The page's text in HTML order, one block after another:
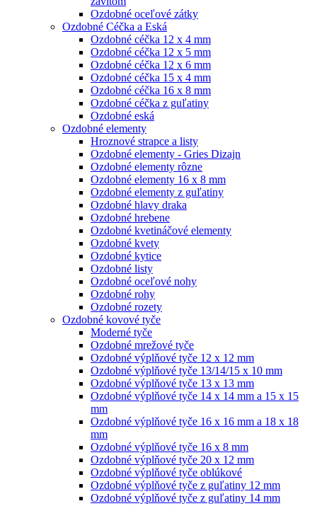
Ozdobné oceľové zátky
Ozdobné Céčka a Eská
Ozdobné céčka 12 x 4 mm
Ozdobné céčka 12 x 5 mm
Ozdobné céčka 12 x 6 mm
Ozdobné céčka 15 x 4 mm
Ozdobné céčka 16 x 8 mm
Ozdobné céčka z guľatiny
Ozdobné eská
Ozdobné elementy
Hroznové strapce a listy
Ozdobné elementy - Gries Dizajn
Ozdobné elementy rôzne
Ozdobné elementy 16 x 8 mm
Ozdobné elementy z guľatiny
Ozdobné hlavy draka
Ozdobné hrebene
Ozdobné kvetináčové elementy
Ozdobné kvety
Ozdobné kytice
Ozdobné listy
Ozdobné oceľové nohy
Ozdobné rohy
Ozdobné rozety
Ozdobné kovové tyče
Moderné tyče
Ozdobné mrežové tyče
Ozdobné výplňové tyče 12 x 12 mm
Ozdobné výplňové tyče 13/14/15 x 10 mm
Ozdobné výplňové tyče 13 x 13 mm
Ozdobné výplňové tyče 14 x 14 mm a 15 x 15
mm
Ozdobné výplňové tyče 16 x 16 mm a 18 x 18
mm
Ozdobné výplňové tyče 16 x 8 mm
Ozdobné výplňové tyče 20 x 12 mm
Ozdobné výplňové tyče oblúkové
Ozdobné výplňové tyče z guľatiny 12 mm
Ozdobné výplňové tyče z guľatiny 14 mm